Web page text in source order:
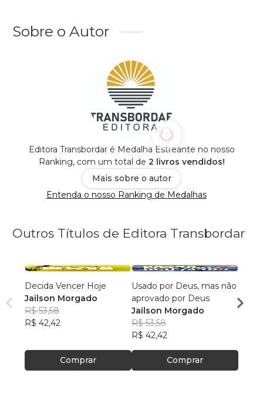
Sobre o Autor
Editora Transbordar é Medalha Estreante no nosso
Ranking, com um total de 2 livros vendidos!
Mais sobre o autor
Entenda o nosso Ranking de Medalhas
Outros Títulos de Editora Transbordar
Decida Vencer Hoje
Jailson Morgado
R$ 53,58
R$ 42,42
Comprar
Usado por Deus, mas não
aprovado por Deus
Jailson Morgado
R$ 53,58
R$ 42,42
Comprar
a